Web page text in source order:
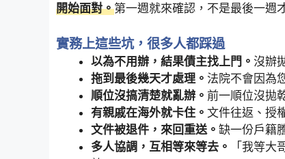
開始面對。第一週就來確認，不是最後一週
實務上這些坑，很多人都踩過
以為不用辦，結果債主找上門。 沒辦
拖到最後幾天才處理。 法院不會因為
順位沒搞清楚就亂辦。 前一順位沒拋
有親戚在海外就卡住。 文件往返、授
文件被退件，來回重送。 缺一份戶籍
多人協調，互相等來等去。
「我等